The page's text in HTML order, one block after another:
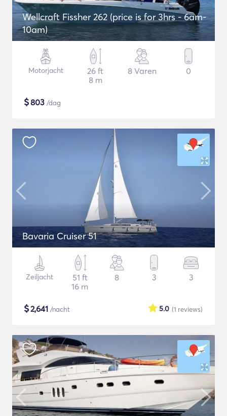
Wellcraft Fissher 262 (price is for 3hrs - 6am-
10am)
Motorjacht
26 ft
8 m
8 Varen 0
$803 /dag
Bavaria Cruiser 51
Zeiljacht
51 ft
16 m
8 3 3
$2,641 /nacht (1 reviews)
5.0